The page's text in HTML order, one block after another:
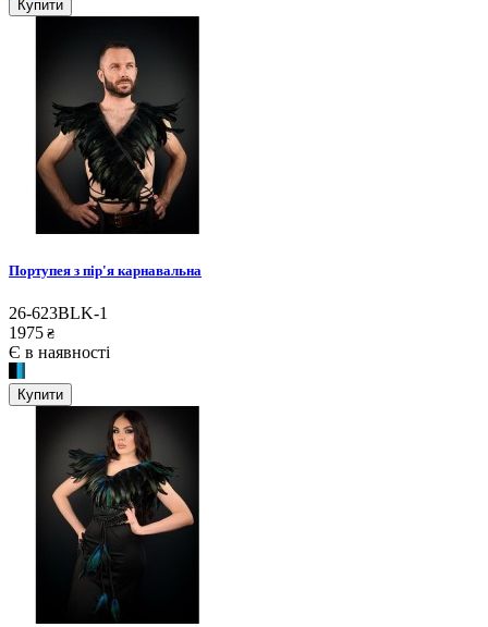
Купити
Портупея з пір'я карнавальна
26-623BLK-1
1975 ₴
Є в наявності
Купити